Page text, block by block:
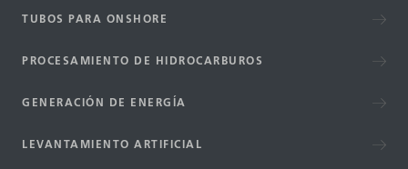
TUBOS PARA ONSHORE
PROCESAMIENTO DE HIDROCARBUROS
GENERACIÓN DE ENERGÍA
LEVANTAMIENTO ARTIFICIAL